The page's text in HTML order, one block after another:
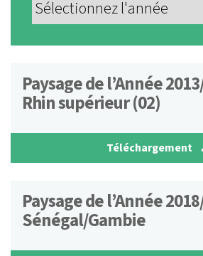
Paysage de l’Année
Rhin supérieur (02)
Téléchargement
Paysage de l’Année
Sénégal/Gambie